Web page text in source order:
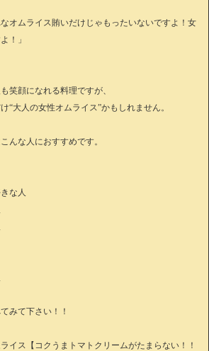
なオムライス賄いだけじゃもったいないですよ！女
！」
笑顔になれる料理ですが、
“大人の女性オムライス”かもしれません。
んな人におすすめです。
な人
みて下さい！！
イス【コクうまトマトクリームがたまらない！！